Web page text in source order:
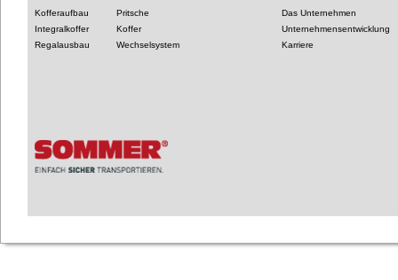
Kofferaufbau
Integralkoffer
Regalausbau
Pritsche
Koffer
Wechselsystem
Das Unternehmen
Unternehmensentwicklung
Karriere